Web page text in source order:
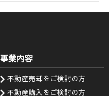
事業内容
不動産売却をご検討の方
不動産購入をご検討の方